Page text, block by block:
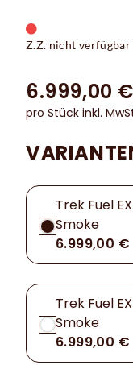
Z.Z. nicht verfügbar
6.999,00 €
pro Stück inkl.
Trek Fuel
Smoke
6.999,00 €
Trek Fuel
Smoke
6.999,00 €